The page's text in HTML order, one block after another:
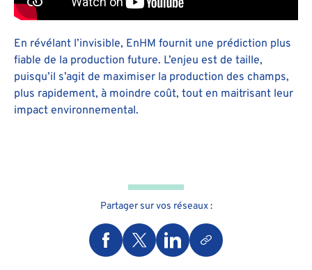
En révélant l’invisible, EnHM fournit une prédiction plus
fiable de la production future. L’enjeu est de taille,
puisqu’il s’agit de maximiser la production des champs,
plus rapidement, à moindre coût, tout en maitrisant leur
impact environnemental.
Partager sur vos réseaux :